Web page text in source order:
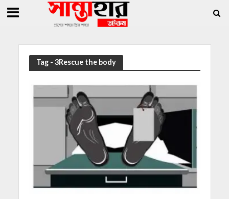
সম্পাদক সোহাগ » সান্তাহারে হেরোইনসহ যুবক গ্রেফতার সান্তাহারে খাদ্য
Tag - 3Rescue the body